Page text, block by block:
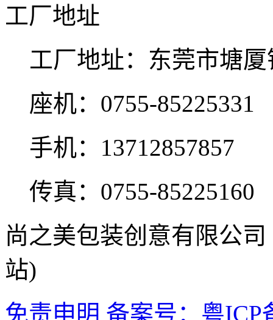
工厂地址
工厂地址：东莞市塘
座机：0755-85225331
手机：13712857857
传真：0755-85225160
尚之美包装创意有限公
站)
免责申明 备案号：粤ICP